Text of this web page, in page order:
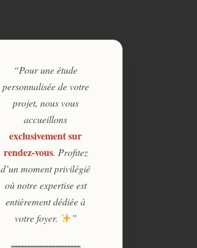
“Pour une étude
personnalisée de votre
projet, nous vous
accueillons
exclusivement sur
rendez-vous. Profitez
d’un moment privilégié
où notre expertise est
entièrement dédiée à
votre foyer.
”